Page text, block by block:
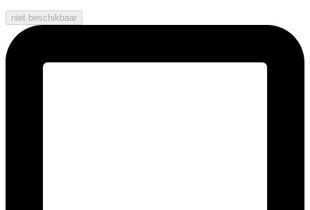
niet beschikbaar